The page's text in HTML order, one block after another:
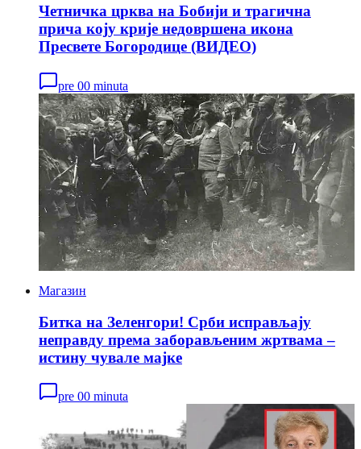
Четничка црква на Бобији и трагична
прича коју крије недовршена икона
Пресвете Богородице (ВИДЕО)
pre 00 minuta
Магазин
Битка на Зеленгори! Срби исправљају
неправду према заборављеним жртвама –
истину чувале мајке
pre 00 minuta